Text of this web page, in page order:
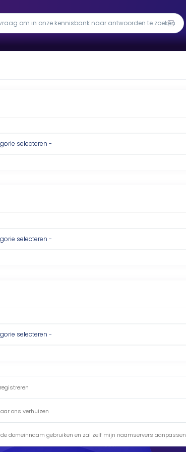
ons verhuizen
domeinnaam gebruiken en zal zelf mijn naamservers aanpassen